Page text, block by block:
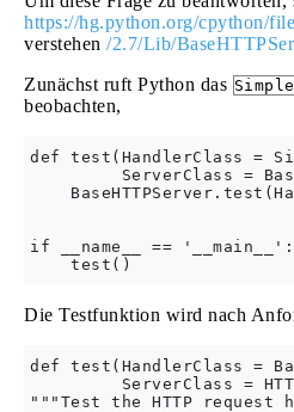
https://hg.python.org/cpython/
verstehen /2.7/Lib/
Zunächst ruft Python das
beobachten,
def test(HandlerClass =
ServerClass =
if __name__ == '__main__':
Die Testfunktion wird nach
def test(HandlerClass =
ServerClass =
"""Test the HTTP request